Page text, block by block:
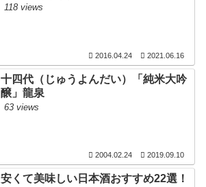
118 views
2016.04.24 2021.06.16
十四代（じゅうよんだい）「純米大吟
醸」龍泉
63 views
2004.02.24 2019.09.10
安くて美味しい日本酒おすすめ22選！